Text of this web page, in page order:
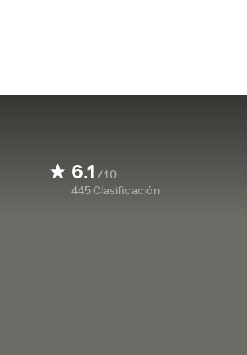
6.1 /10
445Clasificación